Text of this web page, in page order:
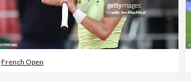
French Open